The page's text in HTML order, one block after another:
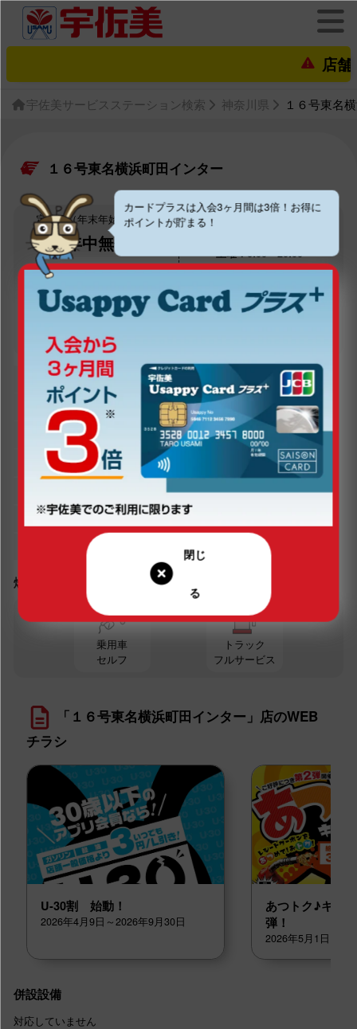
店舗営
宇佐美サービスステーション検索 神奈川県 １６号東名
１６号東名横浜町田インター
店舗名
１６号東名横浜町田インター
住所
神奈川県横浜市旭区上川井町2447
電話番号
045-921-5851
FAX番号
045-921-5852
出光
管轄会社・支店 東日本宇佐美 東京神奈川支店
店舗コード
定休日（年末年始は除く）
年中無休
営業時間（年末年始は除く）
土曜：6:00～20:00
日曜：8:00～18:00
現在の営業状況
燃料サービス
乗用車
セルフ
トラック
フルサービス
「１６号東名横浜町田インター」店のWEB
チラシ
U-30割 始動！
2026年4月9日～2026年9月30日
あつトク♪キャ
弾！
2026年5月1日～
併設設備
対応していません
カードプラスは入会3ヶ月間は3倍！お得に
ポイントが貯まる！